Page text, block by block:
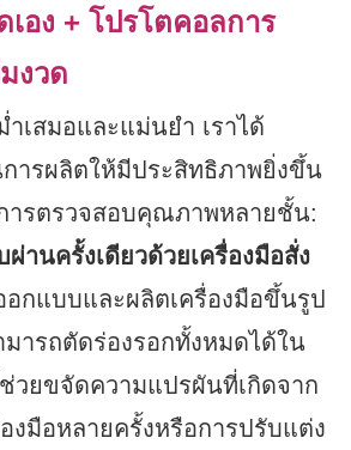
อง + โปรโตคอลการ
งวด
ำเสมอและแม่นยำ เราได้
ารผลิตให้มีประสิทธิภาพยิ่งขึ้น
ารตรวจสอบคุณภาพหลายชั้น:
านครั้งเดียวด้วยเครื่องมือสั่ง
อกแบบและผลิตเครื่องมือขึ้นรูป
มารถตัดร่องรอกทั้งหมดได้ใน
วยขจัดความแปรผันที่เกิดจาก
งมือหลายครั้งหรือการปรับแต่ง